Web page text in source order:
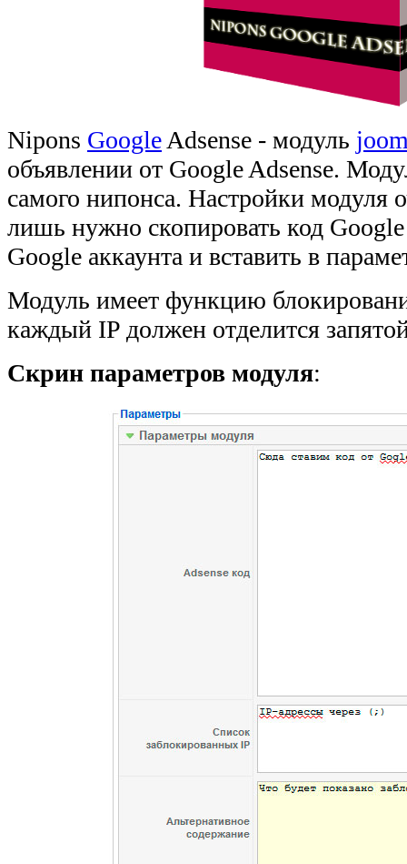
Nipons GoogleAdsense - модуль
объявлении от Google Adsense.
самого нипонса. Настройки модуля
лишь нужно скопировать код
Google аккаунта и вставить в
Модуль имеет функцию
каждый IP должен отделится
Скрин параметров модуля: